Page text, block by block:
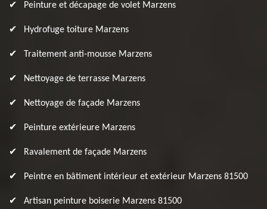
Peinture et décapage de volet Marzens
Hydrofuge toiture Marzens
Traitement anti-mousse Marzens
Nettoyage de terrasse Marzens
Nettoyage de façade Marzens
Peinture extérieure Marzens
Ravalement de façade Marzens
Peintre en bâtiment intérieur et extérieur Marzens 81500
Artisan peinture boiserie Marzens 81500